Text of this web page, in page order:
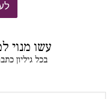
עשו מנוי
בכל גיליון